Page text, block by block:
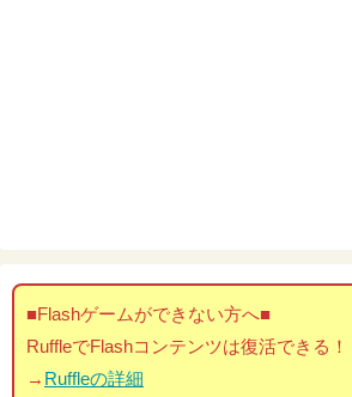
■Flashゲームができない方へ■
RuffleでFlashコンテンツは復活できる！
→ Ruffleの詳細